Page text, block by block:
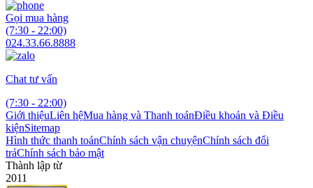
Gọi mua hàng
(7:30 - 22:00)
024.33.66.8888
Chat tư vấn
(7:30 - 22:00)
Giới thiệuLiên hệMua hàng và Thanh toánĐiều khoản và Điều
kiệnSitemap
Hình thức thanh toánChính sách vận chuyệnChính sách đổi
trảChính sách bảo mật
Thành lập từ
2011